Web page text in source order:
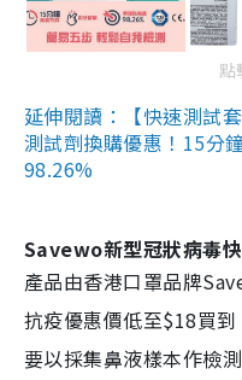
點
延伸閱讀：【快速測試
測試劑換購優惠！15分
98.26%
Savewo新型冠狀病毒
產品由香港口罩品牌
抗疫優惠價低至$18買
要以採集鼻液樣本作檢